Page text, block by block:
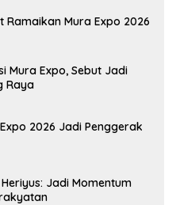
Mura Expo 2026
Mura Expo, Sebut Jadi
Raya
2026 Jadi Penggerak
Jadi Momentum